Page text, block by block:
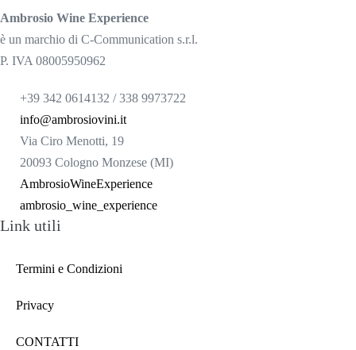
Ambrosio Wine Experience
è un marchio di C-Communication s.r.l.
P. IVA 08005950962
+39 342 0614132 / 338 9973722
info@ambrosiovini.it
Via Ciro Menotti, 19
20093 Cologno Monzese (MI)
AmbrosioWineExperience
ambrosio_wine_experience
Link utili
Termini e Condizioni
Privacy
CONTATTI